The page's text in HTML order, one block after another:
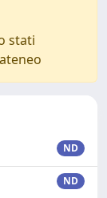
stati
ND
ND